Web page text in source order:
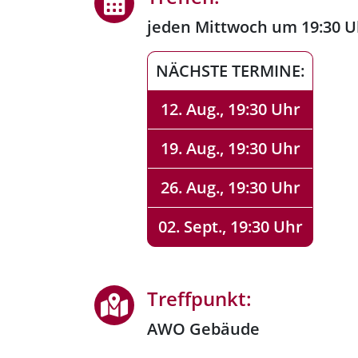
jeden Mittwoch um 19:30
NÄCHSTE TERMINE:
12. Aug., 19:30 Uhr
19. Aug., 19:30 Uhr
26. Aug., 19:30 Uhr
02. Sept., 19:30 Uhr
Treffpunkt:
AWO Gebäude